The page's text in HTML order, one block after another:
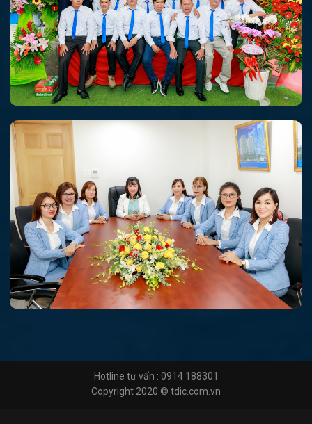
Hotline tư vấn : 0914 188301
Copyright 2020 © tdic.com.vn